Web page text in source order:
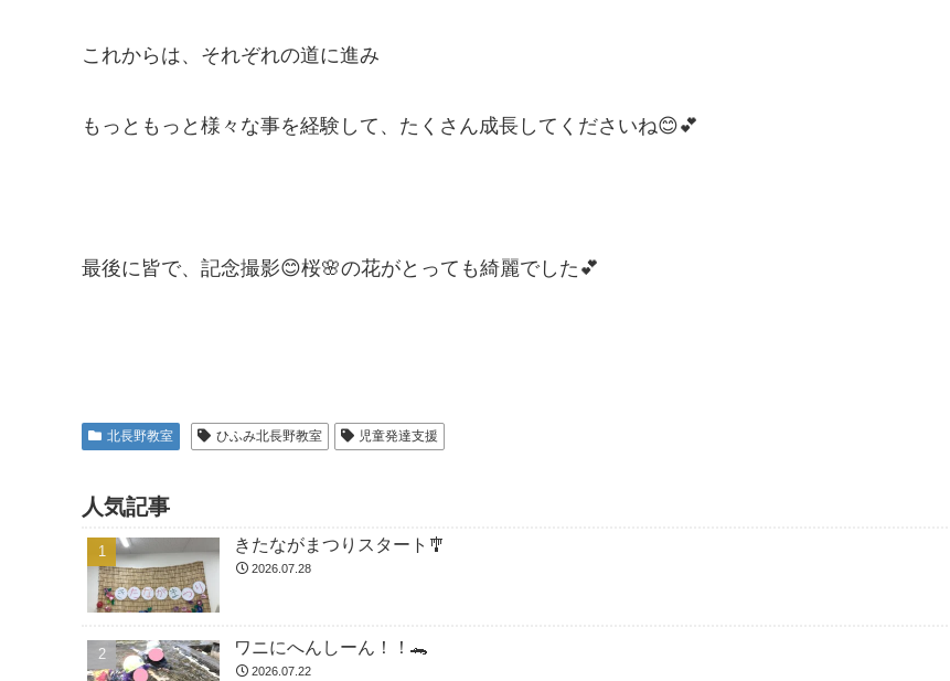
これからは、それぞれの道に進み
もっともっと様々な事を経験して、たくさん成長してくださいね😊💕
最後に皆で、記念撮影😊桜🌸の花がとっても綺麗でした💕
北長野教室 ひふみ北長野教室 児童発達支援
人気記事
きたながまつりスタート🎐
2026.07.28
ワニにへんしーん！！🐊
2026.07.22